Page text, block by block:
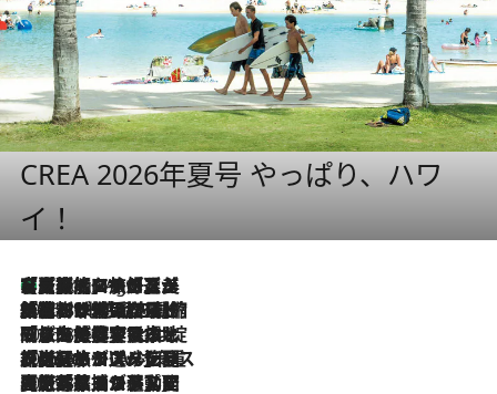
CREA 2026年夏号 やっぱり、ハワ
イ！
1 Hour Ago
【厳選旅コスメ】「多機能アイテムがメイン！」旅好き美容エディターが選んだ夏旅ベストコスメを発表【Mサイズジップ】
2026.8.6
「荷物が増えるほど旅ストレスは増す」美容ジャーナリストがたどり着いた最終結論。“化粧品を劇的に減らす”感動の凝縮美容とは
2026.8.6
「旅先には金髪ウィッグを持参」日本と同じメイクでは損してる!? 美容ジャーナリストが提案する“掟破りの旅美容”とは
2026.8.6
【厳選旅コスメ】「身軽さ＆UV対策重視！」ヘアアーティストshucoが選んだ夏旅ベストコスメを発表【Mサイズジップ】
2026.8.5
【厳選旅コスメ】国内をあちこち移動する河井菜摘が選んだ夏旅ベストコスメ発表！「リラックスアイテムはマスト」【Mサイズジップ】